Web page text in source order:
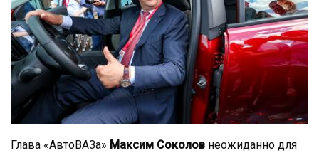
Глава «АвтоВАЗа» Максим Соколов неожиданно для